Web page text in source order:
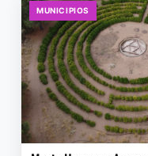
MUNICIPIOS